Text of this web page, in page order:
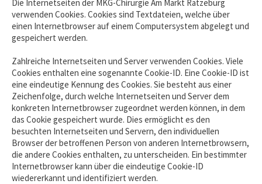
Die Internetseiten der MKG-Chirurgie Am Markt Ratzeburg
verwenden Cookies. Cookies sind Textdateien, welche über
einen Internetbrowser auf einem Computersystem abgelegt und
gespeichert werden.
Zahlreiche Internetseiten und Server verwenden Cookies. Viele
Cookies enthalten eine sogenannte Cookie-ID. Eine Cookie-ID ist
eine eindeutige Kennung des Cookies. Sie besteht aus einer
Zeichenfolge, durch welche Internetseiten und Server dem
konkreten Internetbrowser zugeordnet werden können, in dem
das Cookie gespeichert wurde. Dies ermöglicht es den
besuchten Internetseiten und Servern, den individuellen
Browser der betroffenen Person von anderen Internetbrowsern,
die andere Cookies enthalten, zu unterscheiden. Ein bestimmter
Internetbrowser kann über die eindeutige Cookie-ID
wiedererkannt und identifiziert werden.